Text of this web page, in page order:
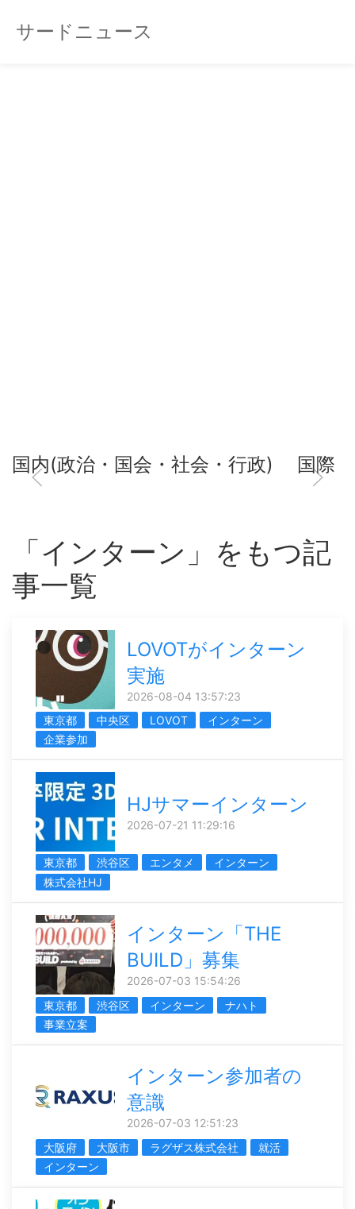
サードニュース
国内(政治・国会・社会・行政) 国際
「インターン」をもつ記
事一覧
LOVOTがインターン
実施
2026-08-04 13:57:23
東京都
中央区 LOVOT
インターン
企業参加
HJサマーインターン
2026-07-21 11:29:16
東京都 渋谷区 エンタメ
インターン
株式会社HJ
インターン「THE
BUILD」募集
2026-07-03 15:54:26
東京都
渋谷区 インターン
ナハト
事業立案
インターン参加者の
意識
2026-07-03 12:51:23
大阪府
大阪市 ラグザス株式会社
就活
インターン